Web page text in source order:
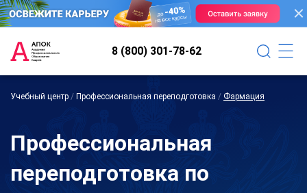
8 (800) 301-78-62
Учебный центр / Профессиональная переподготовка / Фармация
Профессиональная
переподготовка по